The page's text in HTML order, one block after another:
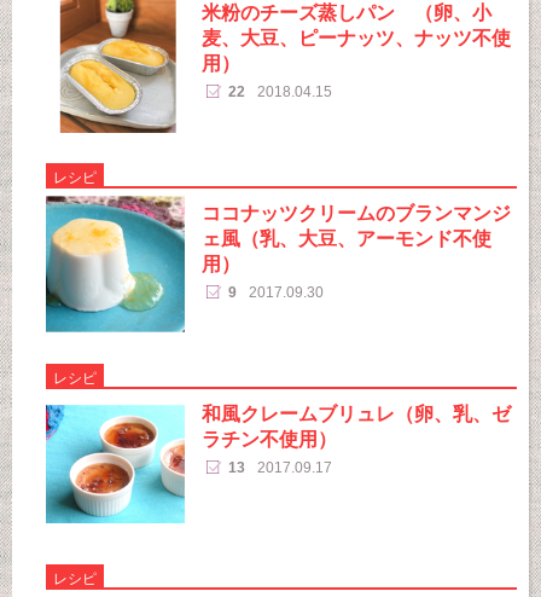
米粉のチーズ蒸しパン （卵、小
麦、大豆、ピーナッツ、ナッツ不使
用）
22 2018.04.15
レシピ
ココナッツクリームのブランマンジ
ェ風（乳、大豆、アーモンド不使
用）
9 2017.09.30
レシピ
和風クレームブリュレ（卵、乳、ゼ
ラチン不使用）
13 2017.09.17
レシピ